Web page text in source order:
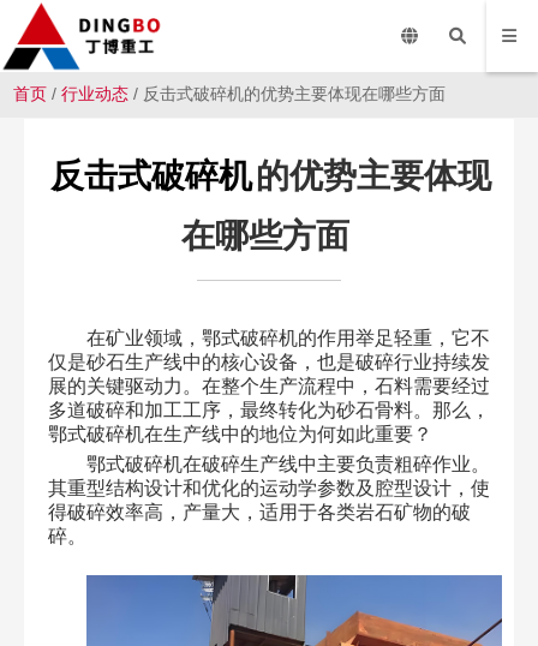
首页 /行业动态 / 反击式破碎机的优势主要体现在哪些方面
反击式破碎机的优势主要体现
在哪些方面
在矿业领域，鄂式破碎机的作用举足轻重，它不
仅是砂石生产线中的核心设备，也是破碎行业持续发
展的关键驱动力。在整个生产流程中，石料需要经过
多道破碎和加工工序，最终转化为砂石骨料。那么，
鄂式破碎机在生产线中的地位为何如此重要？
鄂式破碎机在破碎生产线中主要负责粗碎作业。
其重型结构设计和优化的运动学参数及腔型设计，使
得破碎效率高，产量大，适用于各类岩石矿物的破
碎。